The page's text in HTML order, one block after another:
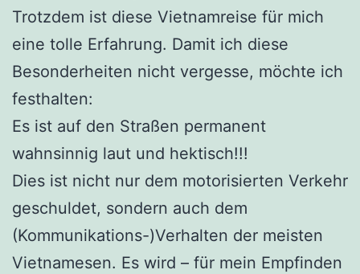
Trotzdem ist diese Vietnamreise für mich
eine tolle Erfahrung. Damit ich diese
Besonderheiten nicht vergesse, möchte ich
festhalten:
Es ist auf den Straßen permanent
wahnsinnig laut und hektisch!!!
Dies ist nicht nur dem motorisierten Verkehr
geschuldet, sondern auch dem
(Kommunikations-)Verhalten der meisten
Vietnamesen. Es wird – für mein Empfinden